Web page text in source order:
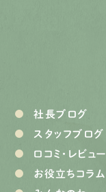
社長ブログ
スタッフブログ
口コミ・レビュー
お役立ちコラム